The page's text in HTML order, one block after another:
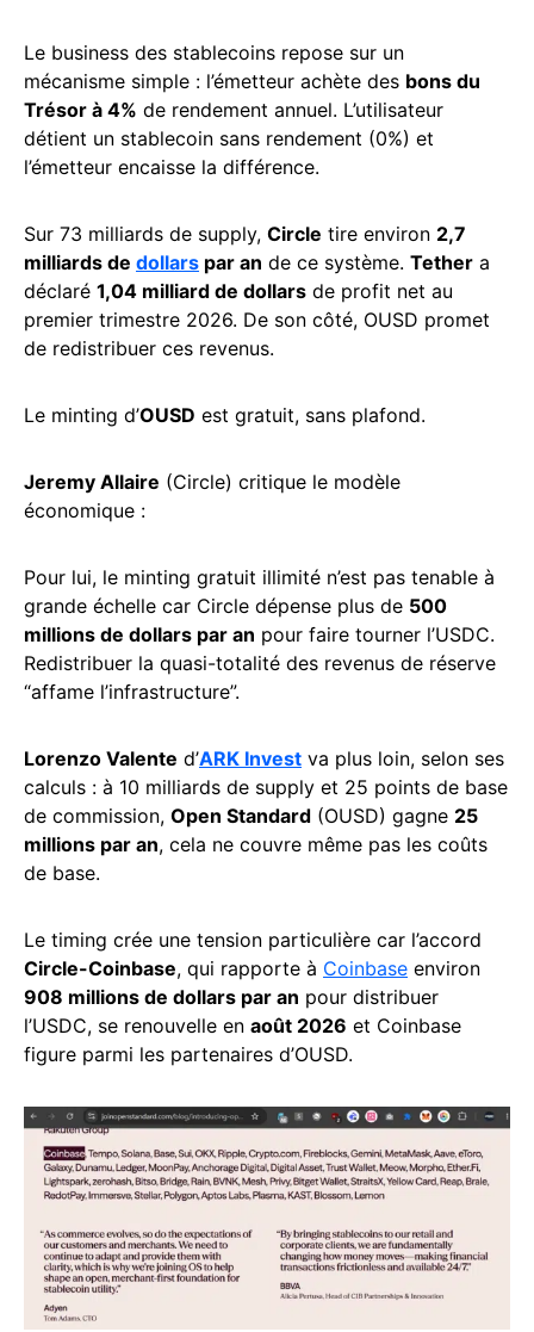
Le business des stablecoins repose sur un
mécanisme simple : l’émetteur achète des bons du
Trésor à 4% de rendement annuel. L’utilisateur
détient un stablecoin sans rendement (0%) et
l’émetteur encaisse la différence.
Sur 73 milliards de supply, Circle tire environ 2,7
milliards de dollars par an de ce système. Tether a
déclaré 1,04 milliard de dollars de profit net au
premier trimestre 2026. De son côté, OUSD promet
de redistribuer ces revenus.
Le minting d’OUSD est gratuit, sans plafond.
Jeremy Allaire (Circle) critique le modèle
économique :
Pour lui, le minting gratuit illimité n’est pas tenable à
grande échelle car Circle dépense plus de 500
millions de dollars par an pour faire tourner l’USDC.
Redistribuer la quasi-totalité des revenus de réserve
“affame l’infrastructure”.
Lorenzo Valente d’ARK Invest va plus loin, selon ses
calculs : à 10 milliards de supply et 25 points de base
de commission, Open Standard (OUSD) gagne 25
millions par an, cela ne couvre même pas les coûts
de base.
Le timing crée une tension particulière car l’accord
Circle-Coinbase, qui rapporte à Coinbase environ
908 millions de dollars par an pour distribuer
l’USDC, se renouvelle en août 2026 et Coinbase
figure parmi les partenaires d’OUSD.